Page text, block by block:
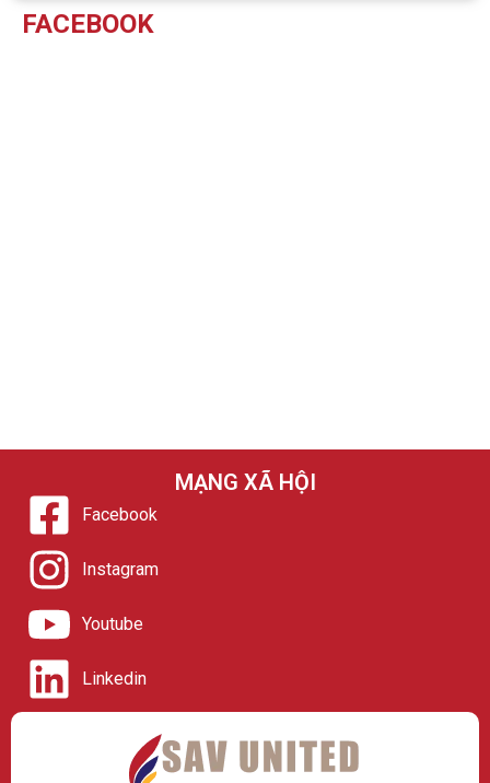
FACEBOOK
MẠNG XÃ HỘI
Facebook
Instagram
Youtube
Linkedin